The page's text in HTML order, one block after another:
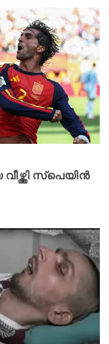
സ്‌പെയിൻ